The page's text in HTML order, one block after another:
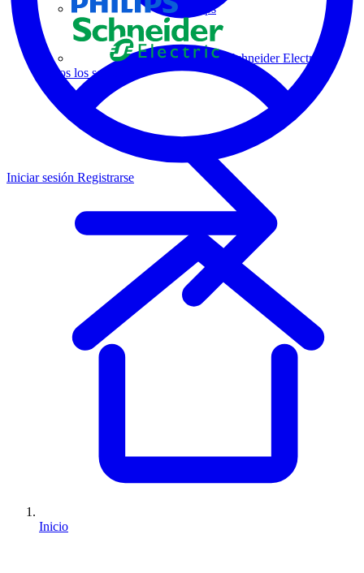
Philips
Schneider Electric
Todos los socios
Iniciar sesión Registrarse
Inicio